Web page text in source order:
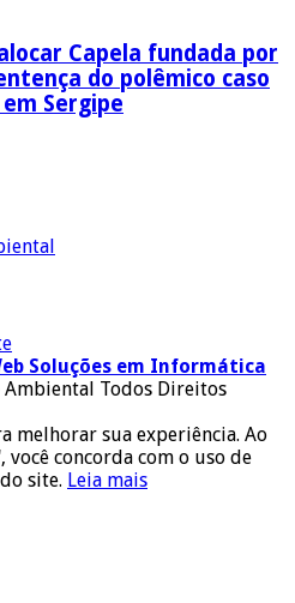
Capela fundada por
do polêmico caso
Sergipe
Soluções em Informática
Todos Direitos
melhorar sua experiência. Ao
você concorda com o uso de
site. Leia mais